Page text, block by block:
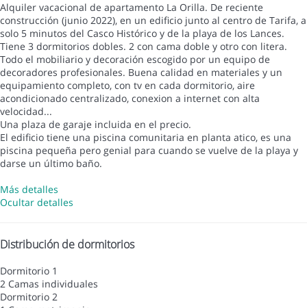
Alquiler vacacional de apartamento La Orilla. De reciente
construcción (junio 2022), en un edificio junto al centro de Tarifa, a
solo 5 minutos del Casco Histórico y de la playa de los Lances.
Tiene 3 dormitorios dobles. 2 con cama doble y otro con litera.
Todo el mobiliario y decoración escogido por un equipo de
decoradores profesionales. Buena calidad en materiales y un
equipamiento completo, con tv en cada dormitorio, aire
acondicionado centralizado, conexion a internet con alta
velocidad...
Una plaza de garaje incluida en el precio.
El edificio tiene una piscina comunitaria en planta atico, es una
piscina pequeña pero genial para cuando se vuelve de la playa y
darse un último baño.
Más detalles
Ocultar detalles
Distribución de dormitorios
Dormitorio 1
2 Camas individuales
Dormitorio 2